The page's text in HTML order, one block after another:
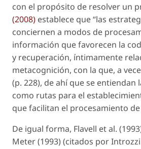
con el propósito de resolver un
(2008) establece que “las
conciernen a modos de
información que favorecen la
y recuperación, íntimamente
metacognición, con la que, a
(p. 228), de ahí que se entiendan
como rutas para el
que facilitan el procesamiento
De igual forma, Flavell et al.
Meter (1993) (citados por Introzzi